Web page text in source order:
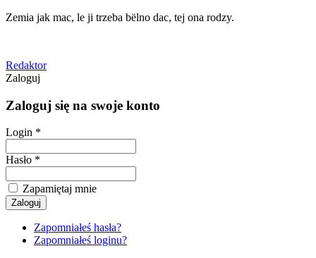
Zemia jak mac, le ji trzeba bëlno dac, tej ona rodzy.
Redaktor
Zaloguj
Zaloguj się na swoje konto
Login *
Hasło *
Zapamiętaj mnie
Zapomniałeś hasła?
Zapomniałeś loginu?